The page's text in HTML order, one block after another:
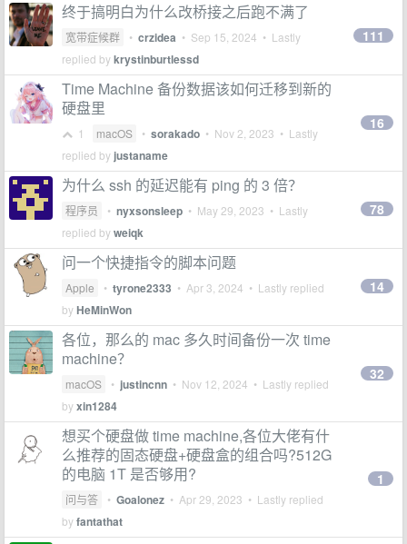
终于搞明白为什么改桥接之后跑不满了
宽带症候群 • crzidea • Sep 15, 2024 • Lastly
replied bykrystinburtlessd
111
Time Machine 备份数据该如何迁移到新的
硬盘里
1 macOS • sorakado • Nov 2, 2023 • Lastly
replied by justaname
16
为什么 ssh 的延迟能有 ping 的 3 倍？
程序员 • nyxsonsleep • May 29, 2023 • Lastly
replied byweiqk
78
问一个快捷指令的脚本问题
Apple • tyrone2333 • Apr 3, 2024 • Lastly replied
byHeMinWon
14
各位，那么的 mac 多久时间备份一次 time
machine？
macOS • justincnn • Nov 12, 2024 • Lastly replied
byxin1284
32
想买个硬盘做 time machine,各位大佬有什
么推荐的固态硬盘+硬盘盒的组合吗?512G
的电脑 1T 是否够用?
问与答 • Goalonez • Apr 29, 2023 • Lastly replied
byfantathat
1